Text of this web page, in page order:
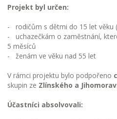
Projekt byl určen:
- rodičům s dětmi do 15 let věku
- uchazečkám o zaměstnání,
5 měsíců
- ženám ve věku nad 55 let
V rámci projektu bylo podpořeno
skupin ze Zlínského a
Účastníci absolvovali: